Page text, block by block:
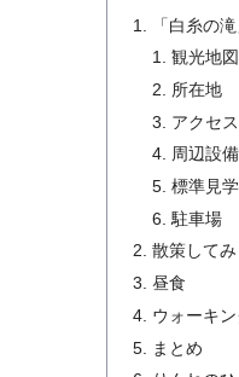
「白糸の
観光地図
所在地
アクセス
周辺設備
標準見
駐車場
散策して
昼食
ウォーキ
まとめ